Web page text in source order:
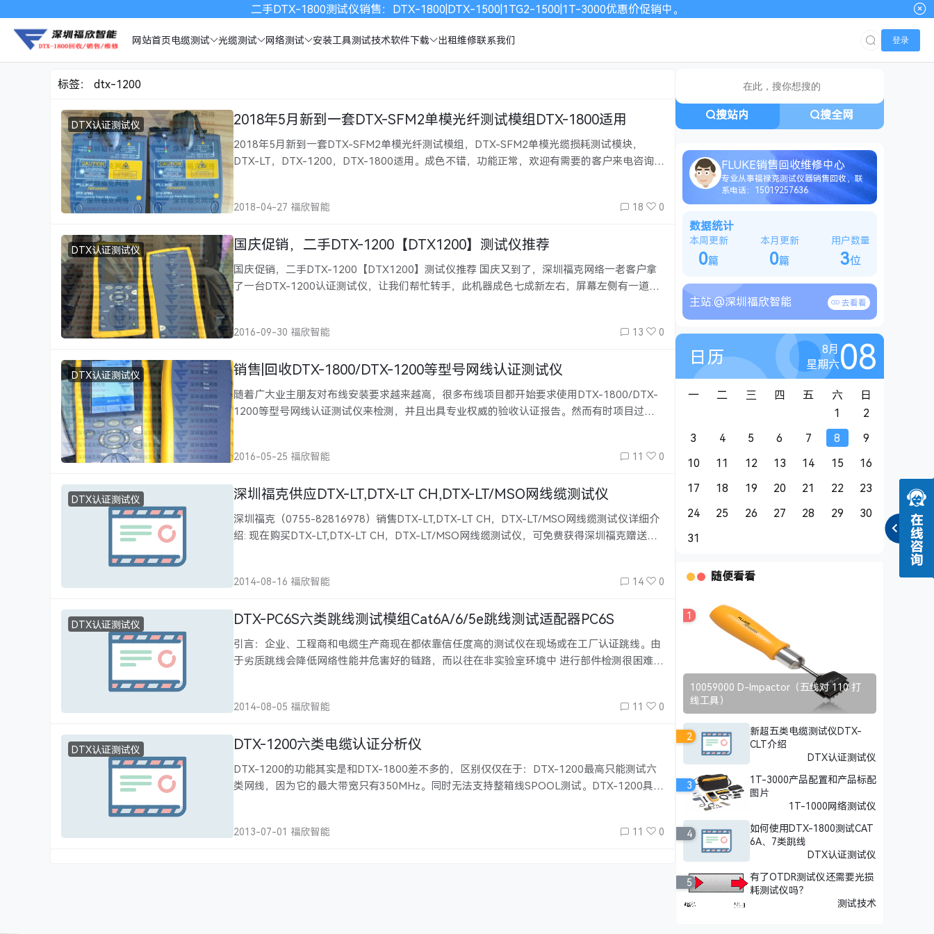
二手DTX-1800测试仪销售：DTX-1800|DTX-1500|1TG2-1500|1T-3000优惠价促销中。
网站首页电缆测试 光缆测试 网络测试 安装工具测试技术软件下载 出租维修联系我们 登录
标签： dtx-1200
DTX认证测试仪 2018年5月新到一套DTX-SFM2单模光纤测试模组DTX-1800适用
2018年5月新到一套DTX-SFM2单模光纤测试模组，DTX-SFM2单模光缆损耗测试模块，
DTX-LT，DTX-1200，DTX-1800适用。成色不错，功能正常，欢迎有需要的客户来电咨询，
2018-04-27 福欣智能 18 0
DTX认证测试仪 国庆促销，二手DTX-1200【DTX1200】测试仪推荐
国庆促销，二手DTX-1200【DTX1200】测试仪推荐 国庆又到了，深圳福克网络一老客户拿
了一台DTX-1200认证测试仪，让我们帮忙转手，此机器成色七成新左右，屏幕左侧有一道竖
2016-09-30 福欣智能 13 0
DTX认证测试仪 销售|回收DTX-1800/DTX-1200等型号网线认证测试仪
随着广大业主朋友对布线安装要求越来越高，很多布线项目都开始要求使用DTX-1800/DTX-
1200等型号网线认证测试仪来检测，并且出具专业权威的验收认证报告。然而有时项目过
2016-05-25 福欣智能 11 0
DTX认证测试仪 深圳福克供应DTX-LT,DTX-LT CH,DTX-LT/MSO网线缆测试仪
深圳福克（0755-82816978）销售DTX-LT,DTX-LT CH，DTX-LT/MSO网线缆测试仪详细介
绍: 现在购买DTX-LT,DTX-LT CH，DTX-LT/MSO网线缆测试仪，可免费获得深圳福克赠送的
2014-08-16 福欣智能 14 0
DTX认证测试仪 DTX-PC6S六类跳线测试模组Cat6A/6/5e跳线测试适配器PC6S
引言：企业、工程商和电缆生产商现在都依靠信任度高的测试仪在现场或在工厂认证跳线。由
于劣质跳线会降低网络性能并危害好的链路，而以往在非实验室环境中 进行部件检测很困难且
2014-08-05 福欣智能 11 0
DTX认证测试仪 DTX-1200六类电缆认证分析仪
DTX-1200的功能其实是和DTX-1800差不多的，区别仅仅在于：DTX-1200最高只能测试六
类网线，因为它的最大带宽只有350MHz。同时无法支持整箱线SPOOL测试。DTX-1200具有
2013-07-01 福欣智能 11 0
搜站内 搜全网
FLUKE销售回收维修中心
专业从事福禄克测试仪器销售回收，联
系电话：15019257636
数据统计
本周更新
0篇
本月更新
0篇
用户数量
3位
主站:@深圳福欣智能 去看看
日历
8月
星期六08
一 二 三 四 五 六
日
1
2
3
4 5 6 7 8
9
10
11 12 13 14 15
16
17
18 19 20 21 22
23
24
25 26 27 28 29
30
31
随便看看
1
10059000 D-Impactor（五线对 110 打
线工具）
2
新超五类电缆测试仪DTX-
CLT介绍
DTX认证测试仪
3
1T-3000产品配置和产品标配
图片
1T-1000网络测试仪
4
如何使用DTX-1800测试CAT
6A、7类跳线
DTX认证测试仪
5
有了OTDR测试仪还需要光损
耗测试仪吗？
测试技术